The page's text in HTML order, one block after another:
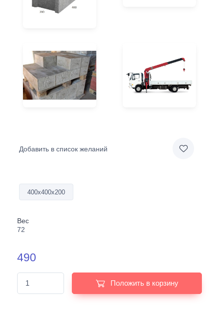
Добавить в список желаний
400х400х200
Вес
72
490
Положить в корзину